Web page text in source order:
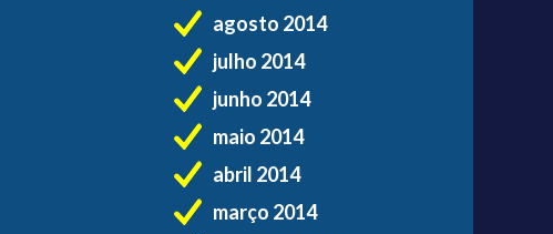
agosto 2014
julho 2014
junho 2014
maio 2014
abril 2014
março 2014